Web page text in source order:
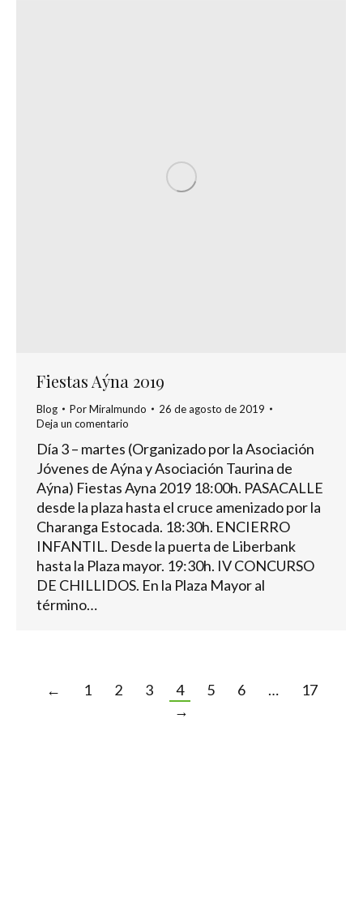
Fiestas Aýna 2019
Blog PorMiralmundo
26 de agosto de 2019
Deja un comentario
Día 3 – martes (Organizado por la Asociación
Jóvenes de Aýna y Asociación Taurina de
Aýna) Fiestas Ayna 2019 18:00h. PASACALLE
desde la plaza hasta el cruce amenizado por la
Charanga Estocada. 18:30h. ENCIERRO
INFANTIL. Desde la puerta de Liberbank
hasta la Plaza mayor. 19:30h. IV CONCURSO
DE CHILLIDOS. En la Plaza Mayor al
término…
← 1 2 3 4 5 6 …
17
→